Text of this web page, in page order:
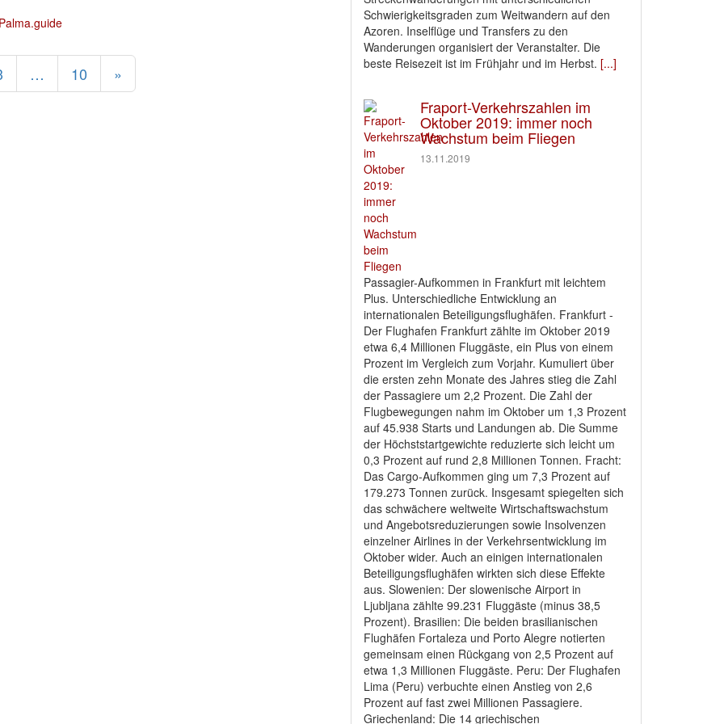
… 10 »
Schwierigkeitsgraden zum Weitwandern auf den
Azoren. Inselflüge und Transfers zu den
Wanderungen organisiert der Veranstalter. Die
beste Reisezeit ist im Frühjahr und im Herbst. [...]
Fraport-Verkehrszahlen im
Oktober 2019: immer noch
Wachstum beim Fliegen
13.11.2019
Passagier-Aufkommen in Frankfurt mit leichtem
Plus. Unterschiedliche Entwicklung an
internationalen Beteiligungsflughäfen. Frankfurt -
Der Flughafen Frankfurt zählte im Oktober 2019
etwa 6,4 Millionen Fluggäste, ein Plus von einem
Prozent im Vergleich zum Vorjahr. Kumuliert über
die ersten zehn Monate des Jahres stieg die Zahl
der Passagiere um 2,2 Prozent. Die Zahl der
Flugbewegungen nahm im Oktober um 1,3 Prozent
auf 45.938 Starts und Landungen ab. Die Summe
der Höchststartgewichte reduzierte sich leicht um
0,3 Prozent auf rund 2,8 Millionen Tonnen. Fracht:
Das Cargo-Aufkommen ging um 7,3 Prozent auf
179.273 Tonnen zurück. Insgesamt spiegelten sich
das schwächere weltweite Wirtschaftswachstum
und Angebotsreduzierungen sowie Insolvenzen
einzelner Airlines in der Verkehrsentwicklung im
Oktober wider. Auch an einigen internationalen
Beteiligungsflughäfen wirkten sich diese Effekte
aus. Slowenien: Der slowenische Airport in
Ljubljana zählte 99.231 Fluggäste (minus 38,5
Prozent). Brasilien: Die beiden brasilianischen
Flughäfen Fortaleza und Porto Alegre notierten
gemeinsam einen Rückgang von 2,5 Prozent auf
etwa 1,3 Millionen Fluggäste. Peru: Der Flughafen
Lima (Peru) verbuchte einen Anstieg von 2,6
Prozent auf fast zwei Millionen Passagiere.
Griechenland: Die 14 griechischen